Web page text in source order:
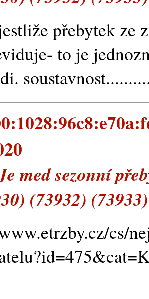
přebytek ze
to je
med sezonní
(73932)
cs/